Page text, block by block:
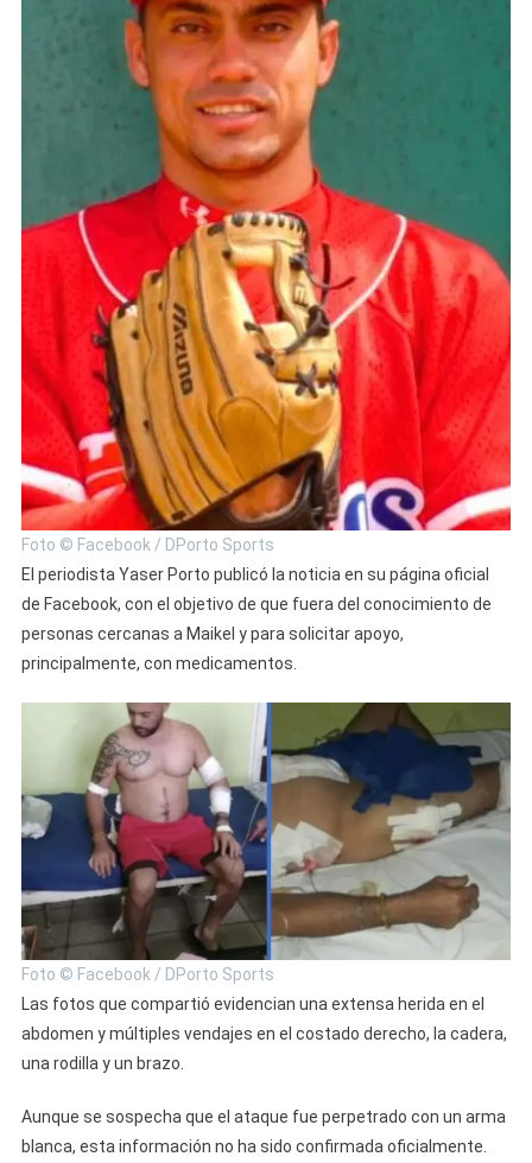
Foto © Facebook / DPorto Sports
El periodista Yaser Porto publicó la noticia en su página oficial
de Facebook, con el objetivo de que fuera del conocimiento de
personas cercanas a Maikel y para solicitar apoyo,
principalmente, con medicamentos.
Foto © Facebook / DPorto Sports
Las fotos que compartió evidencian una extensa herida en el
abdomen y múltiples vendajes en el costado derecho, la cadera,
una rodilla y un brazo.
Aunque se sospecha que el ataque fue perpetrado con un arma
blanca, esta información no ha sido confirmada oficialmente.